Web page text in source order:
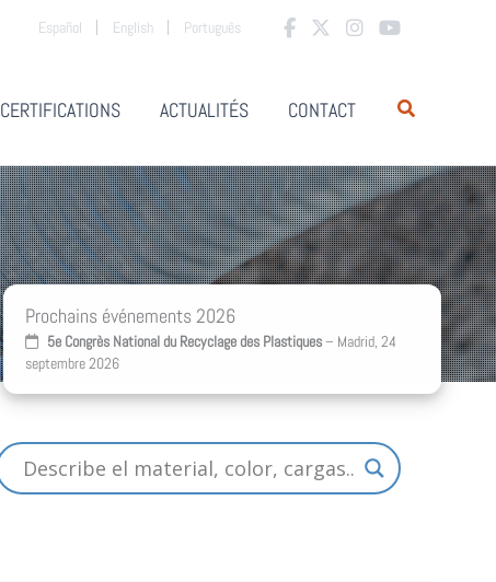
Español English Português
CERTIFICATIONS ACTUALITÉS CONTACT
Prochains événements 2026
5e Congrès National du Recyclage des Plastiques– Madrid, 24
septembre 2026